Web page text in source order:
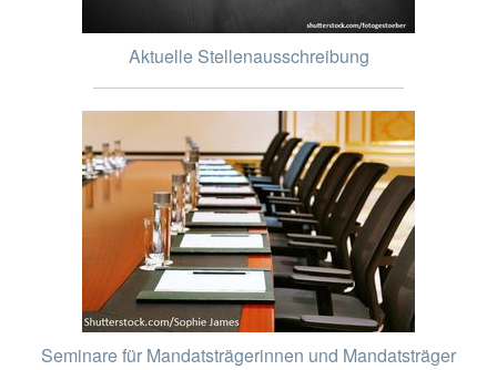
Aktuelle Stellenausschreibung
Seminare für Mandatsträgerinnen und Mandatsträger